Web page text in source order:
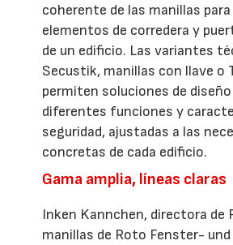
coherente de las manillas
elementos de corredera y
de un edificio. Las variantes
Secustik, manillas con llave o
permiten soluciones de
diferentes funciones y
seguridad, ajustadas a las
concretas de cada edificio.
Gama amplia, líneas claras
Inken Kannchen, directora de
manillas de Roto Fenster- und